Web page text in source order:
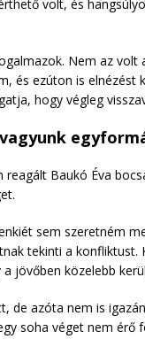
volt, és
Nem az
és ezúton is elnézést
hogy végleg
Baukó Éva
sem szeretném
tekinti a
jövőben közelebb
de azóta nem is
soha véget nem érő